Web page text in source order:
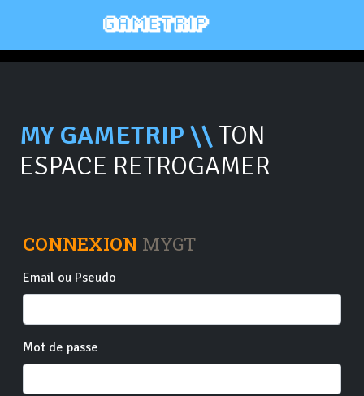
MY GAMETRIP \\ TON
ESPACE RETROGAMER
CONNEXION MYGT
Email ou Pseudo
Mot de passe